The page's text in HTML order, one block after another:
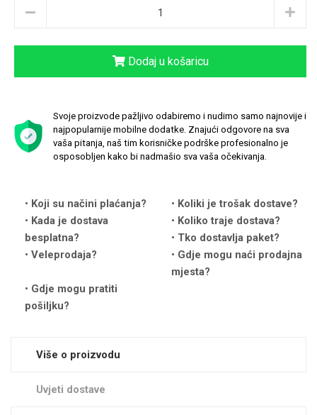
Dodaj u košaricu
Svoje proizvode pažljivo odabiremo i nudimo samo najnovije i
najpopularnije mobilne dodatke. Znajući odgovore na sva
vaša pitanja, naš tim korisničke podrške profesionalno je
osposobljen kako bi nadmašio sva vaša očekivanja.
Koji su načini plaćanja?
Koliki je trošak dostave?
Kada je dostava
besplatna?
Koliko traje dostava?
Tko dostavlja paket?
Veleprodaja?
Gdje mogu naći prodajna
mjesta?
Gdje mogu pratiti
pošiljku?
Više o proizvodu
Uvjeti dostave
Love motivi I Need Some Space
Zodiac